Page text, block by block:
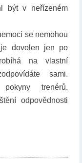
být v neřízeném
se nemohou
dovolen jen po
na vlastní
sami.
trenérů.
odpovědnosti